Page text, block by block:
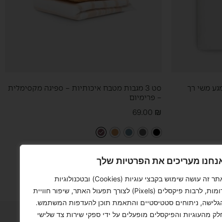
מעריכים את הפרטיות שלך
אתר זה עושה שימוש בקבצי עוגיות (Cookies) ובטכנולוגיות
דומות, לרבות פיקסלים (Pixels) לצורך תפעול האתר, שיפור חוויית
ניתוחים סטטיסטיים והתאמת תוכן להעדפות המשתמש.
מהעוגיות והפיקסלים מופעלים על ידי ספקי שירות צד שלישי
משי רך
סט 3 מגבות מטבח איכותיות – ספיגה מקסימלית
– פרימיום
69.00 ₪
בחר אפשרויות